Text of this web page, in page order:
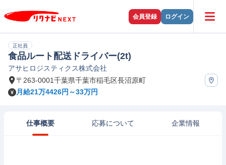
会員登録 ログイン
正社員
食品ルート配送ドライバー(2t)
アサヒロジスティクス株式会社
〒263-0001千葉県千葉市稲毛区長沼原町
月給21万4426円～33万円
仕事概要 応募について 企業情報